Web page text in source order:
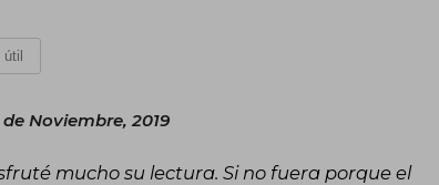
útil
Noviembre, 2019
mucho su lectura. Si no fuera porque el